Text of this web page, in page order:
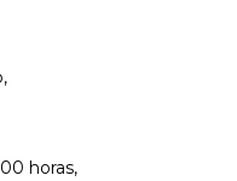
horas,